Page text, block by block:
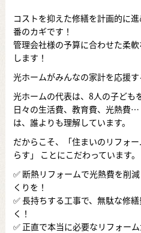
コストを抑えた修繕を計画的に
番のカギです！
管理会社様の予算に合わせた柔
します！
光ホームがみんなの家計を応援
光ホームの代表は、8人の子ども
日々の生活費、教育費、光熱費
は、誰よりも理解しています。
だからこそ、「住まいのリフォ
らす」 ことにこだわっています。
✅ 断熱リフォームで光熱費を削
くりを！
✅ 長持ちする工事で、無駄な修
く！
✅ 正直で本当に必要なリフォー